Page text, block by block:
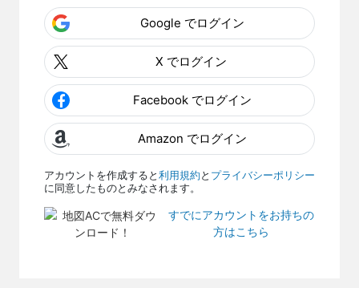
Google でログイン
X でログイン
Facebook でログイン
Amazon でログイン
アカウントを作成すると 利用規約 と プライバシーポリシー
に同意したものとみなされます。
すでにアカウントをお持ちの
方はこちら